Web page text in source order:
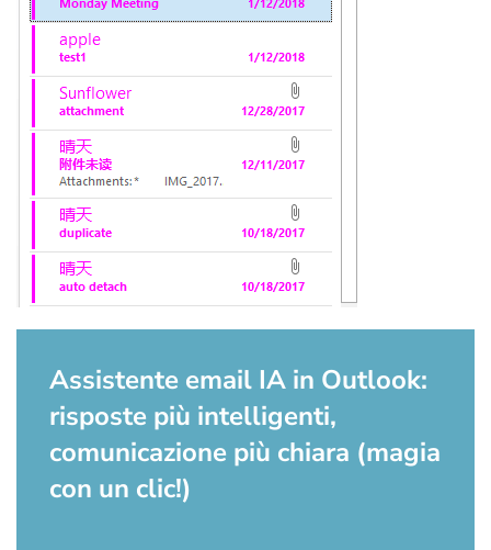
Assistente email IA in Outlook:
risposte più intelligenti,
comunicazione più chiara (magia
con un clic!)